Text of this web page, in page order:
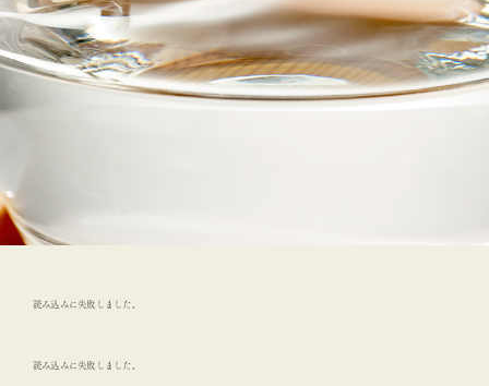
読み込みに失敗しました。
読み込みに失敗しました。